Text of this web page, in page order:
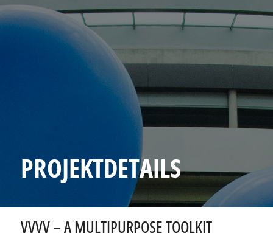
PROJEKTDETAILS
VVVV – A MULTIPURPOSE TOOLKIT